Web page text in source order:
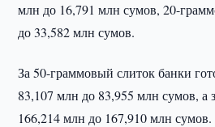
млн до 16,791 млн сумов, 20-
до 33,582 млн сумов.
За 50-граммовый слиток банки
83,107 млн до 83,955 млн сумов,
166,214 млн до 167,910 млн сумов.